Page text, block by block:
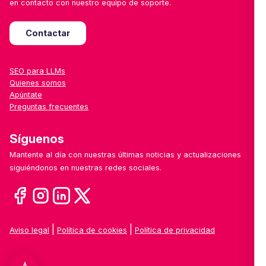
en contacto con nuestro equipo de soporte.
Contactar
SEO para LLMs
Quienes somos
Apúntate
Preguntas frecuentes
Síguenos
Mantente al día con nuestras últimas noticias y actualizaciones
siguiéndonos en nuestras redes sociales.
Aviso legal Política de cookies Política de privacidad